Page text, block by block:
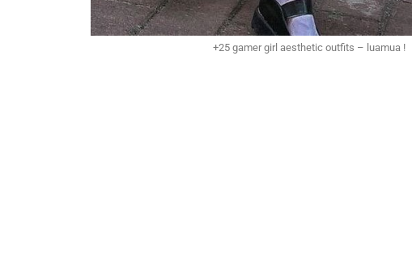
+25 gamer girl aesthetic outfits – luamua !